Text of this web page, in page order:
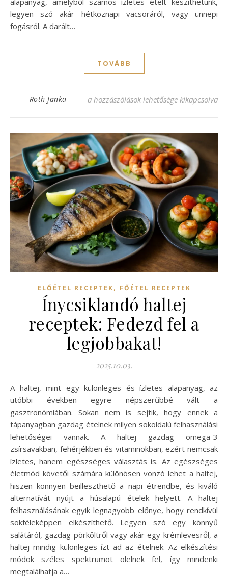
legyen szó akár hétköznapi vacsoráról, vagy ünnepi
fogásról. A darált…
TOVÁBB
Roth Janka Ízletes darált hús recept: Gyors és finom
a hozzászólások lehetősége kikapcsolva
ELŐÉTEL RECEPTEK, FŐÉTEL RECEPTEK
Ínycsiklandó haltej
receptek: Fedezd fel a
legjobbakat!
2025.10.03.
A haltej, mint egy különleges és ízletes alapanyag, az
utóbbi években egyre népszerűbbé vált a
gasztronómiában. Sokan nem is sejtik, hogy ennek a
tápanyagban gazdag ételnek milyen sokoldalú felhasználási
lehetőségei vannak. A haltej gazdag omega-3
zsírsavakban, fehérjékben és vitaminokban, ezért nemcsak
ízletes, hanem egészséges választás is. Az egészséges
életmód követői számára különösen vonzó lehet a haltej,
hiszen könnyen beilleszthető a napi étrendbe, és kiváló
alternatívát nyújt a húsalapú ételek helyett. A haltej
felhasználásának egyik legnagyobb előnye, hogy rendkívül
sokféleképpen elkészíthető. Legyen szó egy könnyű
salátáról, gazdag pörköltről vagy akár egy krémlevesről, a
haltej mindig különleges ízt ad az ételnek. Az elkészítési
módok széles spektrumot ölelnek fel, így mindenki
megtalálhatja a…